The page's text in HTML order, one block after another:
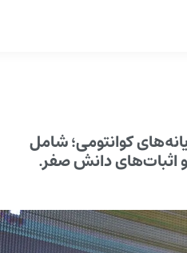
کوانتومی؛ شامل
اثبات‌های دانش صفر.